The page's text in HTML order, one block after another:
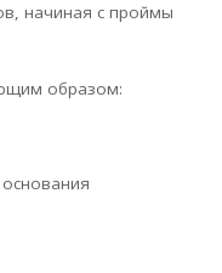
начиная с проймы
образом: